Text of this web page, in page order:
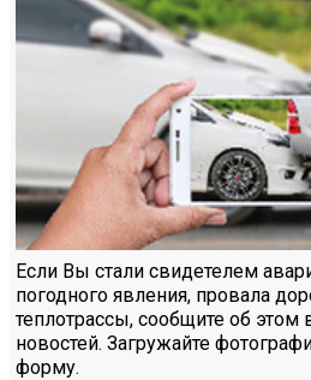
Если Вы стали свидетелем
погодного явления, провала
теплотрассы, сообщите об этом
новостей. Загружайте
форму.